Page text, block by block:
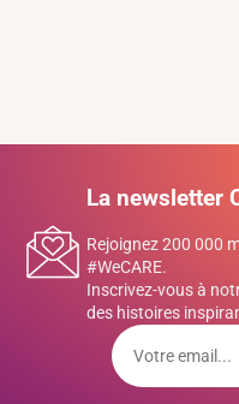
La newsletter
Rejoignez 200 000
#WeCARE.
Inscrivez-vous à
des histoires